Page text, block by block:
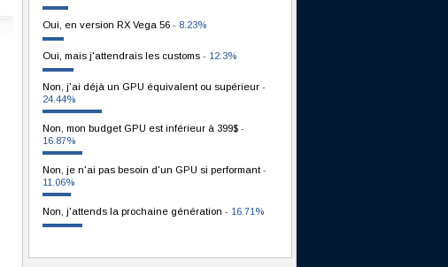
Oui, en version RX Vega 56 - 8.23%
Oui, mais j'attendrais les customs - 12.3%
Non, j'ai déjà un GPU équivalent ou supérieur -
24.44%
Non, mon budget GPU est inférieur à 399$ -
16.87%
Non, je n'ai pas besoin d'un GPU si performant -
11.06%
Non, j'attends la prochaine génération - 16.71%